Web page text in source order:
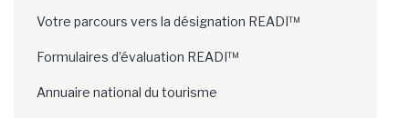
Votre parcours vers la désignation READI™
Formulaires d’évaluation READI™
Annuaire national du tourisme